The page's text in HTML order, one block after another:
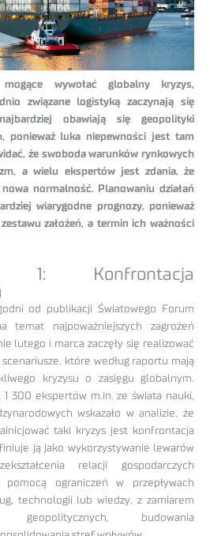
mogące wywołać globalny kryzys,
związane logistyką zaczynają się
obawiają się geopolityki
ponieważ luka niepewności jest tam
że swoboda warunków rynkowych
a wielu ekspertów jest zdania, że
normalność. Planowaniu działań
wiarygodne prognozy, ponieważ
założeń, a termin ich ważności
1: Konfrontacja
od publikacji Światowego Forum
temat najpoważniejszych zagrożeń
lutego i marca zaczęły się realizować
które według raportu mają
kryzysu o zasięgu globalnym.
1 300 ekspertów m.in. ze świata nauki,
wskazało w analizie, że
taki kryzys jest konfrontacja
ją jako wykorzystywanie lewarów
relacji gospodarczych
ograniczeń w przepływach
technologii lub wiedzy, z zamiarem
geopolitycznych, budowania